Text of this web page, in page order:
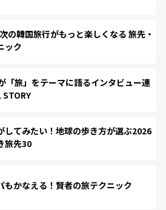
韓国旅行がもっと楽しくなる 旅先・
ック
「旅」をテーマに語るインタビュー連
STORY
してみたい！地球の歩き方が選ぶ2026
旅先30
もかなえる！賢者の旅テクニック